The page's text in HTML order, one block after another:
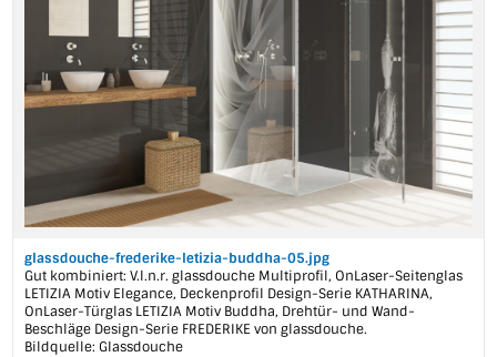
glassdouche-frederike-letizia-buddha-05.jpg
Gut kombiniert: V.l.n.r. glassdouche Multiprofil, OnLaser-Seitenglas
LETIZIA Motiv Elegance, Deckenprofil Design-Serie KATHARINA,
OnLaser-Türglas LETIZIA Motiv Buddha, Drehtür- und Wand-
Beschläge Design-Serie FREDERIKE von glassdouche.
Bildquelle: Glassdouche